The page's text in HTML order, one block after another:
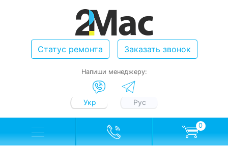
Статус ремонта Заказать звонок
Напиши менеджеру:
Укр Рус
0